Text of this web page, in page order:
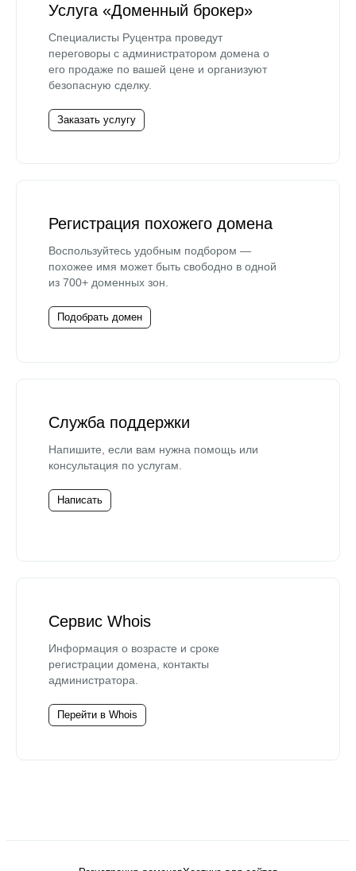
Услуга «Доменный брокер»
Специалисты Руцентра проведут
переговоры с администратором домена о
его продаже по вашей цене и организуют
безопасную сделку.
Заказать услугу
Регистрация похожего домена
Воспользуйтесь удобным подбором —
похожее имя может быть свободно в одной
из 700+ доменных зон.
Подобрать домен
Служба поддержки
Напишите, если вам нужна помощь или
консультация по услугам.
Написать
Сервис Whois
Информация о возрасте и сроке
регистрации домена, контакты
администратора.
Перейти в Whois